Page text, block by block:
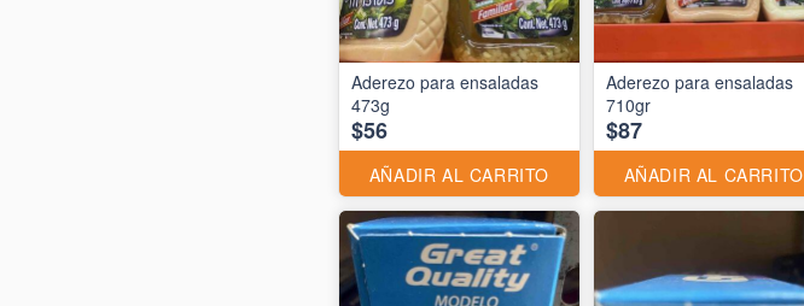
Aderezo para ensaladas
473g
$56
AÑADIR AL CARRITO
Aderezo para ensaladas
710gr
$87
AÑADIR AL CARRITO